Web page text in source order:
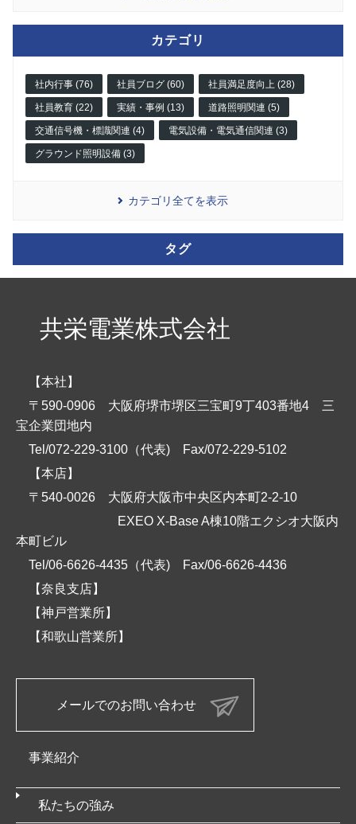
カテゴリ
社内行事 (76) 社員ブログ (60) 社員満足度向上 (28)
社員教育 (22) 実績・事例 (13) 道路照明関連 (5)
交通信号機・標識関連 (4) 電気設備・電気通信関連 (3)
グラウンド照明設備 (3)
カテゴリ全てを表示
タグ
共栄電業株式会社
【本社】
〒590-0906 大阪府堺市堺区三宝町9丁403番地4 三
宝企業団地内
Tel/072-229-3100（代表)
Fax/072-229-5102
【本店】
〒540-0026 大阪府大阪市中央区内本町2-2-10
EXEO X-Base A棟10階エクシオ大阪内
本町ビル
Tel/06-6626-4435（代表)
Fax/06-6626-4436
【奈良支店】
【神戸営業所】
【和歌山営業所】
メールでのお問い合わせ
事業紹介
私たちの強み